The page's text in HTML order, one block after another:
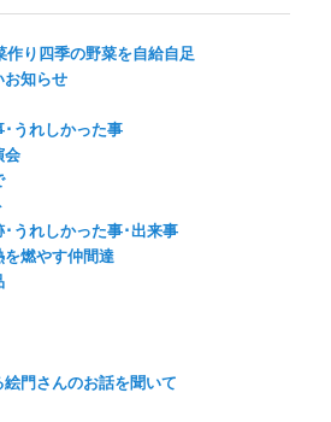
り四季の野菜を自給自足
お知らせ
うれしかった事
会
うれしかった事･出来事
燃やす仲間達
門さんのお話を聞いて